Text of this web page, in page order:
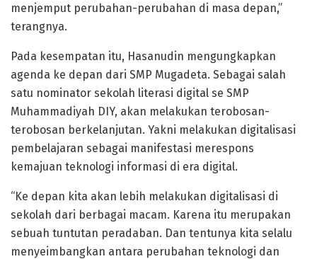
menjemput perubahan-perubahan di masa depan,”
terangnya.
Pada kesempatan itu, Hasanudin mengungkapkan
agenda ke depan dari SMP Mugadeta. Sebagai salah
satu nominator sekolah literasi digital se SMP
Muhammadiyah DIY, akan melakukan terobosan-
terobosan berkelanjutan. Yakni melakukan digitalisasi
pembelajaran sebagai manifestasi merespons
kemajuan teknologi informasi di era digital.
“Ke depan kita akan lebih melakukan digitalisasi di
sekolah dari berbagai macam. Karena itu merupakan
sebuah tuntutan peradaban. Dan tentunya kita selalu
menyeimbangkan antara perubahan teknologi dan